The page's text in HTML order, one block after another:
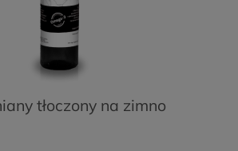
tłoczony na zimno